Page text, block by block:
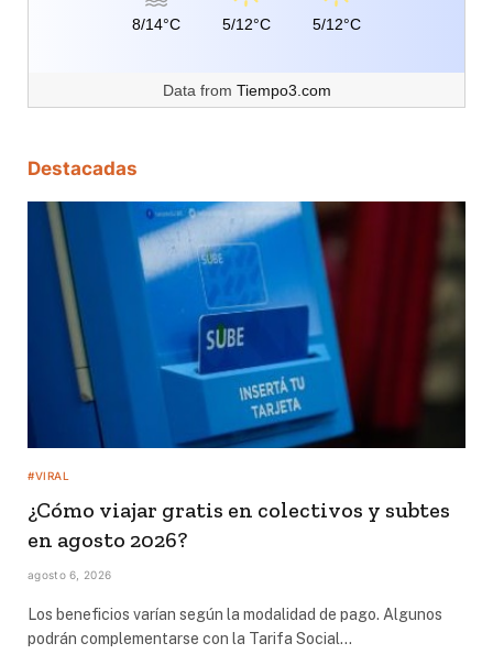
8/14°C 5/12°C 5/12°C
Data from Tiempo3.com
Destacadas
#VIRAL
¿Cómo viajar gratis en colectivos y subtes
en agosto 2026?
agosto 6, 2026
Los beneficios varían según la modalidad de pago. Algunos
podrán complementarse con la Tarifa Social…